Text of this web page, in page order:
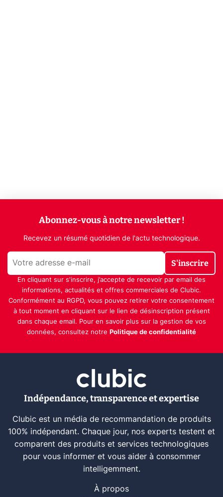
Abonnez-vous à notre newsletter !
Recevez un résumé quotidien de l'actu technologique.
S'inscrire
En cliquant sur s'inscrire, j’accepte de recevoir par email des
informations, actualités et offres commerciales de Clubic.
Conformément au RGPD, vous pouvez retirer votre consentement
à tout moment en cliquant sur le lien de désinscription présent
dans chaque email. Pour en savoir plus sur la gestion de vos
données, consultez notre Politique de confidentialité
Indépendance, transparence et expertise
Clubic est un média de recommandation de produits
100% indépendant. Chaque jour, nos experts testent et
comparent des produits et services technologiques
pour vous informer et vous aider à consommer
intelligemment.
À propos